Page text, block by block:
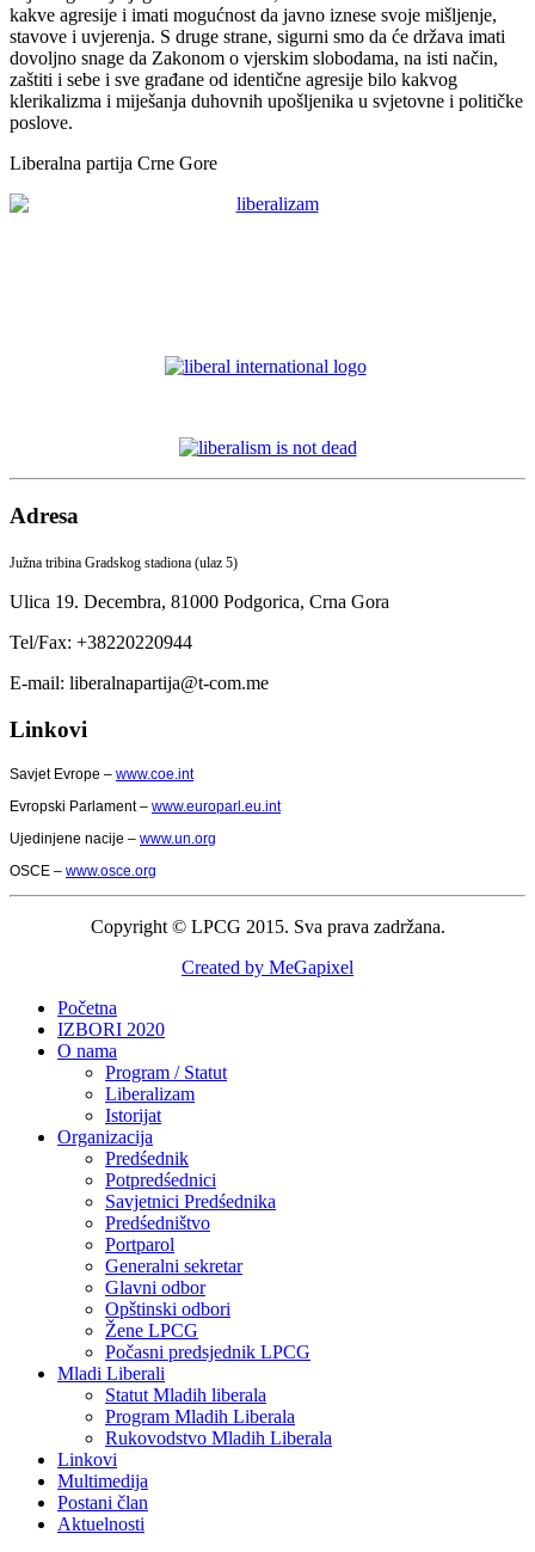
kakve agresije i imati mogućnost da javno iznese svoje mišljenje,
stavove i uvjerenja. S druge strane, sigurni smo da će država imati
dovoljno snage da Zakonom o vjerskim slobodama, na isti način,
zaštiti i sebe i sve građane od identične agresije bilo kakvog
klerikalizma i miješanja duhovnih upošljenika u svjetovne i političke
poslove.
Liberalna partija Crne Gore
Adresa
Južna tribina Gradskog stadiona (ulaz 5)
Ulica 19. Decembra, 81000 Podgorica, Crna Gora
Tel/Fax: +38220220944
E-mail: liberalnapartija@t-com.me
Linkovi
Savjet Evrope – www.coe.int
Evropski Parlament – www.europarl.eu.int
Ujedinjene nacije – www.un.org
OSCE – www.osce.org
Copyright © LPCG 2015. Sva prava zadržana.
Created by MeGapixel
Početna
IZBORI 2020
O nama
Program / Statut
Liberalizam
Istorijat
Organizacija
Predśednik
Potpredśednici
Savjetnici Predśednika
Predśedništvo
Portparol
Generalni sekretar
Glavni odbor
Opštinski odbori
Žene LPCG
Počasni predsjednik LPCG
Mladi Liberali
Statut Mladih liberala
Program Mladih Liberala
Rukovodstvo Mladih Liberala
Linkovi
Multimedija
Postani član
Aktuelnosti